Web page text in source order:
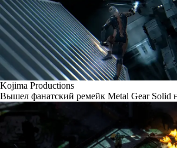
Kojima Productions
Вышел фанатский ремейк Metal Gear Solid